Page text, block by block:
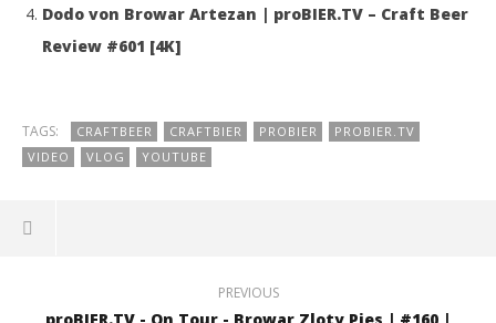
Dodo von Browar Artezan | proBIER.TV – Craft Beer
Review #601 [4K]
TAGS: CRAFTBEER CRAFTBIER PROBIER
PROBIER.TV
VIDEO
VLOG YOUTUBE
PREVIOUS